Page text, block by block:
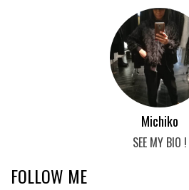
Michiko
SEE MY BIO !
FOLLOW ME